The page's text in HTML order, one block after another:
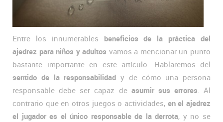
Entre los innumerables beneficios de la práctica del
ajedrez para niños y adultos vamos a mencionar un punto
bastante importante en este artículo. Hablaremos del
sentido de la responsabilidad y de cómo una persona
responsable debe ser capaz de asumir sus errores. Al
contrario que en otros juegos o actividades, en el ajedrez
el jugador es el único responsable de la derrota, y no se